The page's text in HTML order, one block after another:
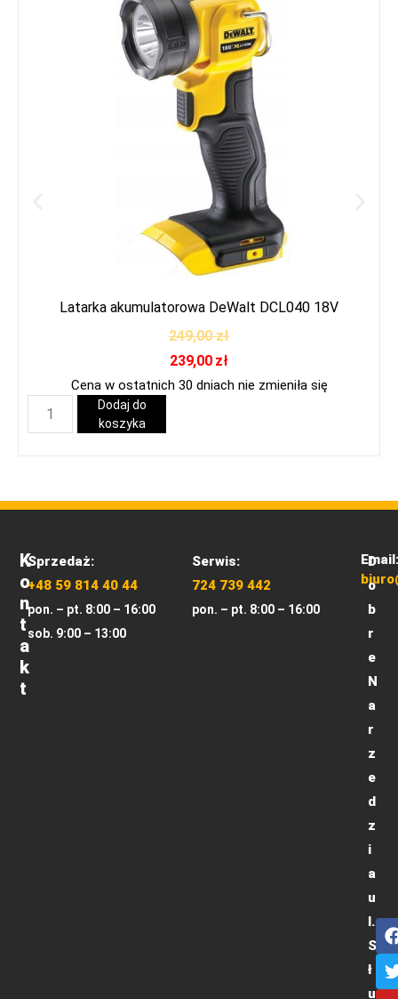
Latarka akumulatorowa DeWalt DCL040 18V
249,00zł
239,00 zł
Cena w ostatnich 30 dniach nie zmieniła się
Dodaj do
koszyka
K
O
N
T
A
K
T
Sprzedaż:
+48 59 814 40 44
pon. – pt. 8:00 – 16:00
sob. 9:00 – 13:00
Serwis:
724 739 442
pon. – pt. 8:00 – 16:00
Email:
D
o
b
r
e
N
a
r
z
e
d
z
i
a
u
l.
S
ł
u